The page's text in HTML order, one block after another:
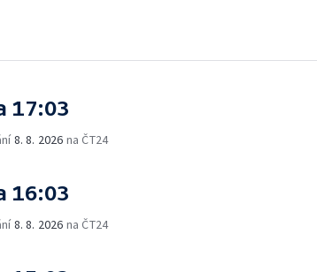
17:03
8. 8. 2026 na ČT24
16:03
8. 8. 2026 na ČT24